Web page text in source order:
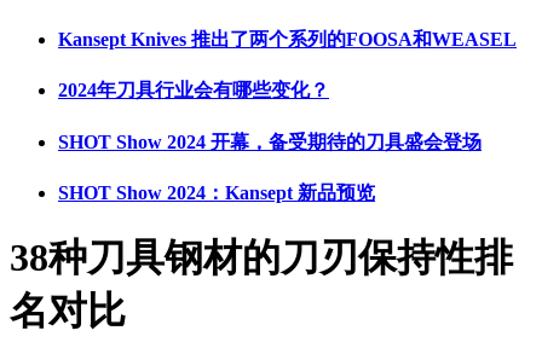
Kansept Knives 推出了两个系列的FOOSA和WEASEL
2024年刀具行业会有哪些变化？
SHOT Show 2024 开幕，备受期待的刀具盛会登场
SHOT Show 2024：Kansept 新品预览
38种刀具钢材的刀刃保持性排
名对比